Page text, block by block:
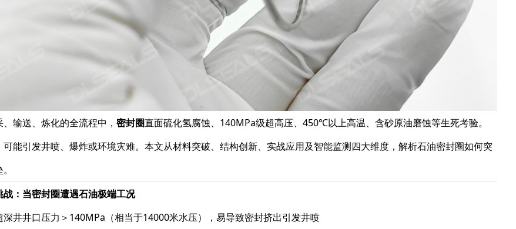
输送、炼化的全流程中，​ 密封圈直面硫化氢腐蚀、140MPa级超高压、450℃以上高温、含砂原油磨蚀等生死考验。
可能引发井喷、爆炸或环境灾难。本文从材料突破、结构创新、实战应用及智能监测四大维度，解析石油密封圈如何突
战：当密封圈遭遇石油极端工况
深井井口压力＞140MPa（相当于14000米水压），易导致密封挤出引发井喷